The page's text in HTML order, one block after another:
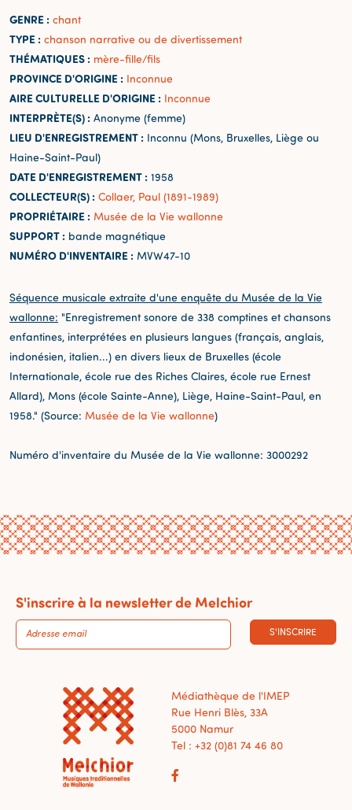
GENRE : chant
TYPE : chanson narrative ou de divertissement
THÉMATIQUES : mère-fille/fils
PROVINCE D'ORIGINE : Inconnue
AIRE CULTURELLE D'ORIGINE : Inconnue
INTERPRÈTE(S) : Anonyme (femme)
LIEU D'ENREGISTREMENT : Inconnu (Mons, Bruxelles, Liège ou
Haine-Saint-Paul)
DATE D'ENREGISTREMENT : 1958
COLLECTEUR(S) : Collaer, Paul (1891-1989)
PROPRIÉTAIRE : Musée de la Vie wallonne
SUPPORT : bande magnétique
NUMÉRO D'INVENTAIRE : MVW47-10
Séquence musicale extraite d'une enquête du Musée de la Vie
wallonne: "Enregistrement sonore de 338 comptines et chansons
enfantines, interprétées en plusieurs langues (français, anglais,
indonésien, italien...) en divers lieux de Bruxelles (école
Internationale, école rue des Riches Claires, école rue Ernest
Allard), Mons (école Sainte-Anne), Liège, Haine-Saint-Paul, en
1958." (Source: Musée de la Vie wallonne)
Numéro d'inventaire du Musée de la Vie wallonne: 3000292
S'inscrire à la newsletter de Melchior
S'INSCRIRE
Médiathèque de l'IMEP
Rue Henri Blès, 33A
5000 Namur
Tel : +32 (0)81 74 46 80